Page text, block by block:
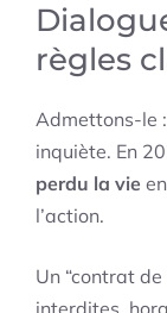
règles
Admettons-le
inquiète. En
perdu la vie
l’action.
Un “contrat